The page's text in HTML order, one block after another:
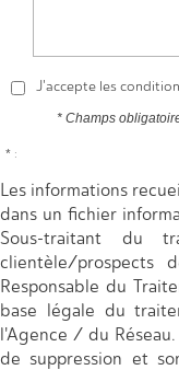
J'accepte les
* Champs
* :
Les informations
dans un fichier
Sous-traitant du
clientèle/
Responsable du
base légale du
l'Agence / du
de suppression et